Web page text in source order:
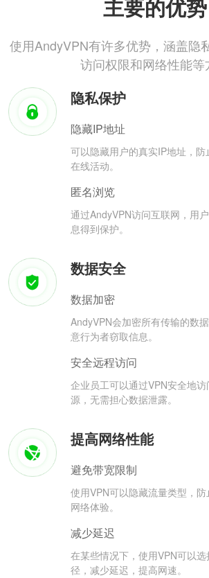
主要的优势
使用AndyVPN有许多优势，涵盖隐
访问权限和网络性能等
隐私保护
隐藏IP地址
可以隐藏用户的真实IP地址，
在线活动。
匿名浏览
通过AndyVPN访问互联网，用
息得到保护。
数据安全
数据加密
AndyVPN会加密所有传输的数
意行为者窃取信息。
安全远程访问
企业员工可以通过VPN安全地
源，无需担心数据泄露。
提高网络性能
避免带宽限制
使用VPN可以隐藏流量类型，
网络体验。
减少延迟
在某些情况下，使用VPN可以
径，减少延迟，提高网速。